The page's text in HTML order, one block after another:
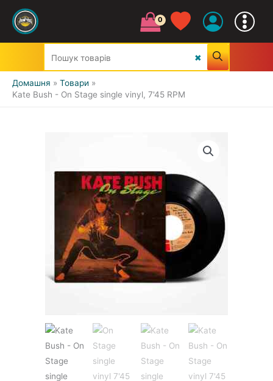
Домашня
Товари
Kate Bush - On Stage single vinyl, 7'45 RPM
CLASSIC
JAZZ&BLUES
POP